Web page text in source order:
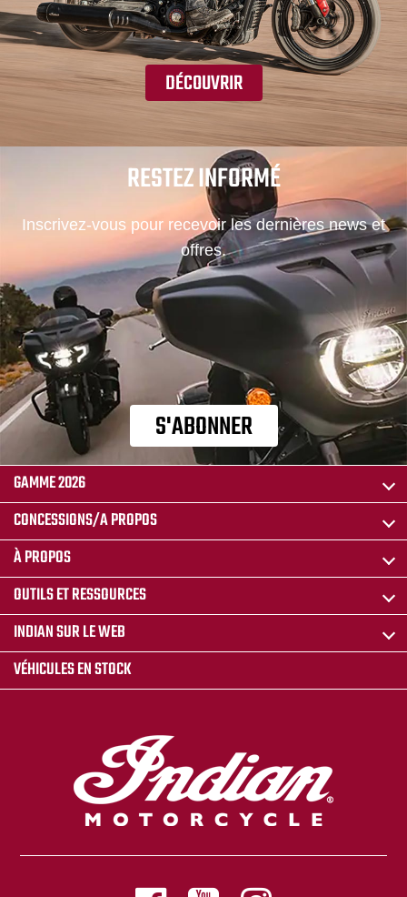
DÉCOUVRIR
RESTEZ INFORMÉ
Inscrivez-vous pour recevoir les dernières news et
offres.
S'ABONNER
GAMME 2026
CONCESSIONS/A PROPOS
À PROPOS
OUTILS ET RESSOURCES
INDIAN SUR LE WEB
VÉHICULES EN STOCK